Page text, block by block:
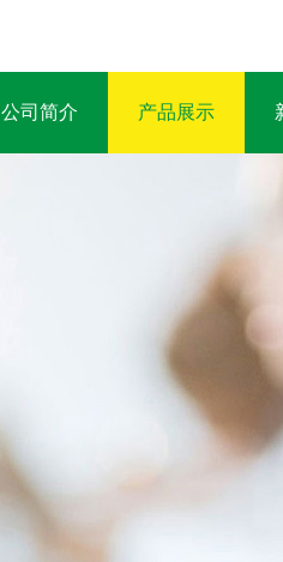
公司简介 产品展示